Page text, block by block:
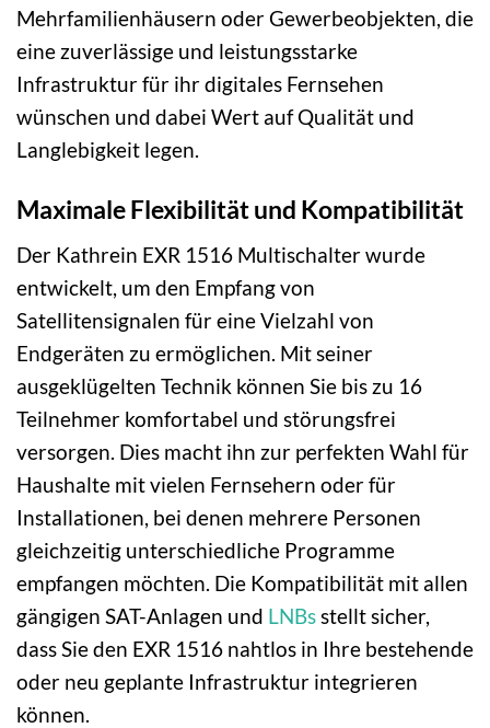
Mehrfamilienhäusern oder Gewerbeobjekten, die
eine zuverlässige und leistungsstarke
Infrastruktur für ihr digitales Fernsehen
wünschen und dabei Wert auf Qualität und
Langlebigkeit legen.
Maximale Flexibilität und Kompatibilität
Der Kathrein EXR 1516 Multischalter wurde
entwickelt, um den Empfang von
Satellitensignalen für eine Vielzahl von
Endgeräten zu ermöglichen. Mit seiner
ausgeklügelten Technik können Sie bis zu 16
Teilnehmer komfortabel und störungsfrei
versorgen. Dies macht ihn zur perfekten Wahl für
Haushalte mit vielen Fernsehern oder für
Installationen, bei denen mehrere Personen
gleichzeitig unterschiedliche Programme
empfangen möchten. Die Kompatibilität mit allen
gängigen SAT-Anlagen und LNBs stellt sicher,
dass Sie den EXR 1516 nahtlos in Ihre bestehende
oder neu geplante Infrastruktur integrieren
können.